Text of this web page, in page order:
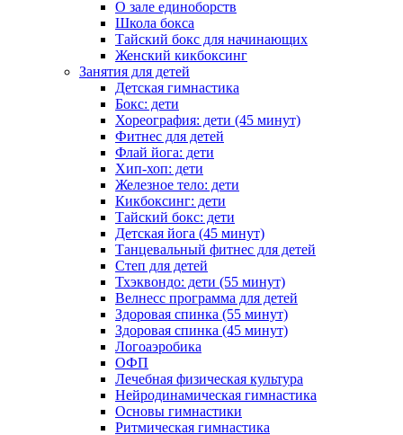
О зале единоборств
Школа бокса
Тайский бокс для начинающих
Женский кикбоксинг
Занятия для детей
Детская гимнастика
Бокс: дети
Хореография: дети (45 минут)
Фитнес для детей
Флай йога: дети
Хип-хоп: дети
Железное тело: дети
Кикбоксинг: дети
Тайский бокс: дети
Детская йога (45 минут)
Танцевальный фитнес для детей
Степ для детей
Тхэквондо: дети (55 минут)
Велнесс программа для детей
Здоровая спинка (55 минут)
Здоровая спинка (45 минут)
Логоаэробика
ОФП
Лечебная физическая культура
Нейродинамическая гимнастика
Основы гимнастики
Ритмическая гимнастика